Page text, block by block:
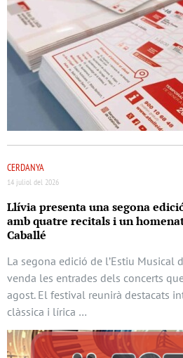
CERDANYA
14 juliol del 2026
Llívia presenta una segona
amb quatre recitals i un
Caballé
La segona edició de l’Estiu Musical
venda les entrades dels concerts
agost. El festival reunirà destacats
clàssica i lírica …